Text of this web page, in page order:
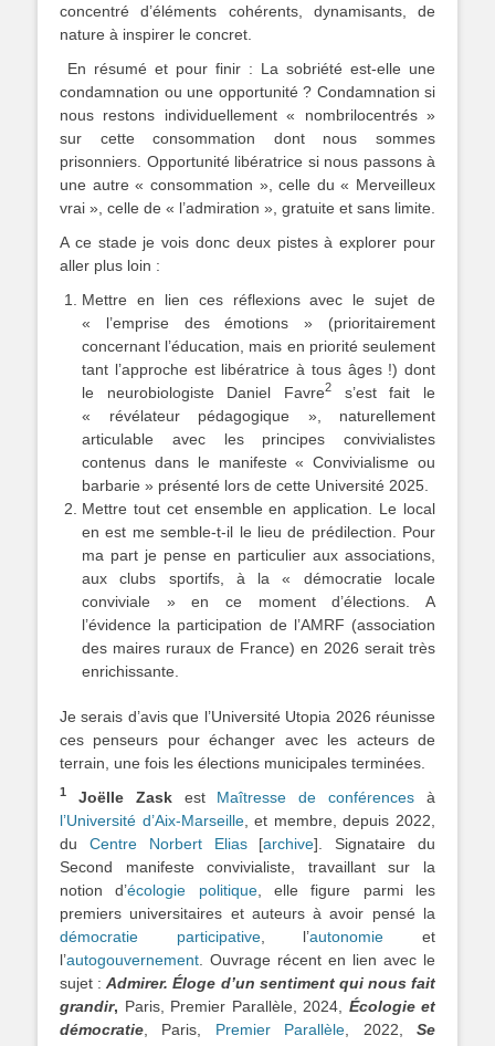
concentré d’éléments cohérents, dynamisants, de
nature à inspirer le concret.
En résumé et pour finir : La sobriété est-elle une
condamnation ou une opportunité ? Condamnation si
nous restons individuellement « nombrilocentrés »
sur cette consommation dont nous sommes
prisonniers. Opportunité libératrice si nous passons à
une autre « consommation », celle du « Merveilleux
vrai », celle de « l’admiration », gratuite et sans limite.
A ce stade je vois donc deux pistes à explorer pour
aller plus loin :
Mettre en lien ces réflexions avec le sujet de
« l’emprise des émotions » (prioritairement
concernant l’éducation, mais en priorité seulement
tant l’approche est libératrice à tous âges !) dont
le neurobiologiste Daniel Favre2
s’est fait le
« révélateur pédagogique », naturellement
articulable avec les principes convivialistes
contenus dans le manifeste « Convivialisme ou
barbarie » présenté lors de cette Université 2025.
Mettre tout cet ensemble en application. Le local
en est me semble-t-il le lieu de prédilection. Pour
ma part je pense en particulier aux associations,
aux clubs sportifs, à la « démocratie locale
conviviale » en ce moment d’élections. A
l’évidence la participation de l’AMRF (association
des maires ruraux de France) en 2026 serait très
enrichissante.
Je serais d’avis que l’Université Utopia 2026 réunisse
ces penseurs pour échanger avec les acteurs de
terrain, une fois les élections municipales terminées.
1 Joëlle Zaskest Maîtresse de conférences à
l’Université d’Aix-Marseille, et membre, depuis 2022,
du Centre Norbert Elias[archive]. Signataire du
Second manifeste convivialiste, travaillant sur la
notion d’écologie politique, elle figure parmi les
premiers universitaires et auteurs à avoir pensé la
démocratie participative, l’autonomie et
l’autogouvernement . Ouvrage récent en lien avec le
sujet :Admirer. Éloge d’un sentiment qui nous fait
grandir, Paris, Premier Parallèle, 2024, Écologie et
démocratie , Paris, Premier Parallèle , 2022,Se